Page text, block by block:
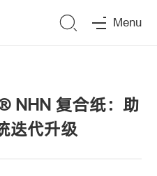
Menu
NHN 复合纸：助
迭代升级